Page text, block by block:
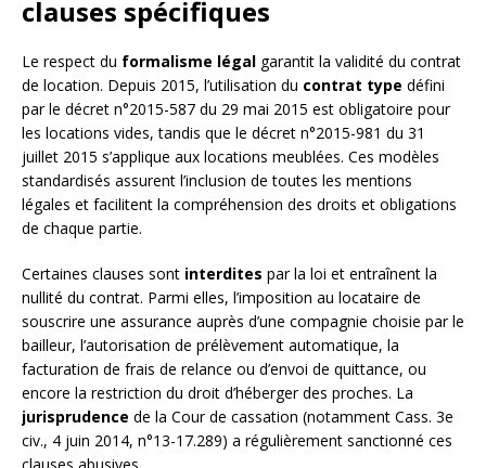
clauses spécifiques
Le respect du formalisme légal garantit la validité du contrat
de location. Depuis 2015, l’utilisation du contrat type défini
par le décret n°2015-587 du 29 mai 2015 est obligatoire pour
les locations vides, tandis que le décret n°2015-981 du 31
juillet 2015 s’applique aux locations meublées. Ces modèles
standardisés assurent l’inclusion de toutes les mentions
légales et facilitent la compréhension des droits et obligations
de chaque partie.
Certaines clauses sont interdites par la loi et entraînent la
nullité du contrat. Parmi elles, l’imposition au locataire de
souscrire une assurance auprès d’une compagnie choisie par le
bailleur, l’autorisation de prélèvement automatique, la
facturation de frais de relance ou d’envoi de quittance, ou
encore la restriction du droit d’héberger des proches. La
jurisprudence de la Cour de cassation (notamment Cass. 3e
civ., 4 juin 2014, n°13-17.289) a régulièrement sanctionné ces